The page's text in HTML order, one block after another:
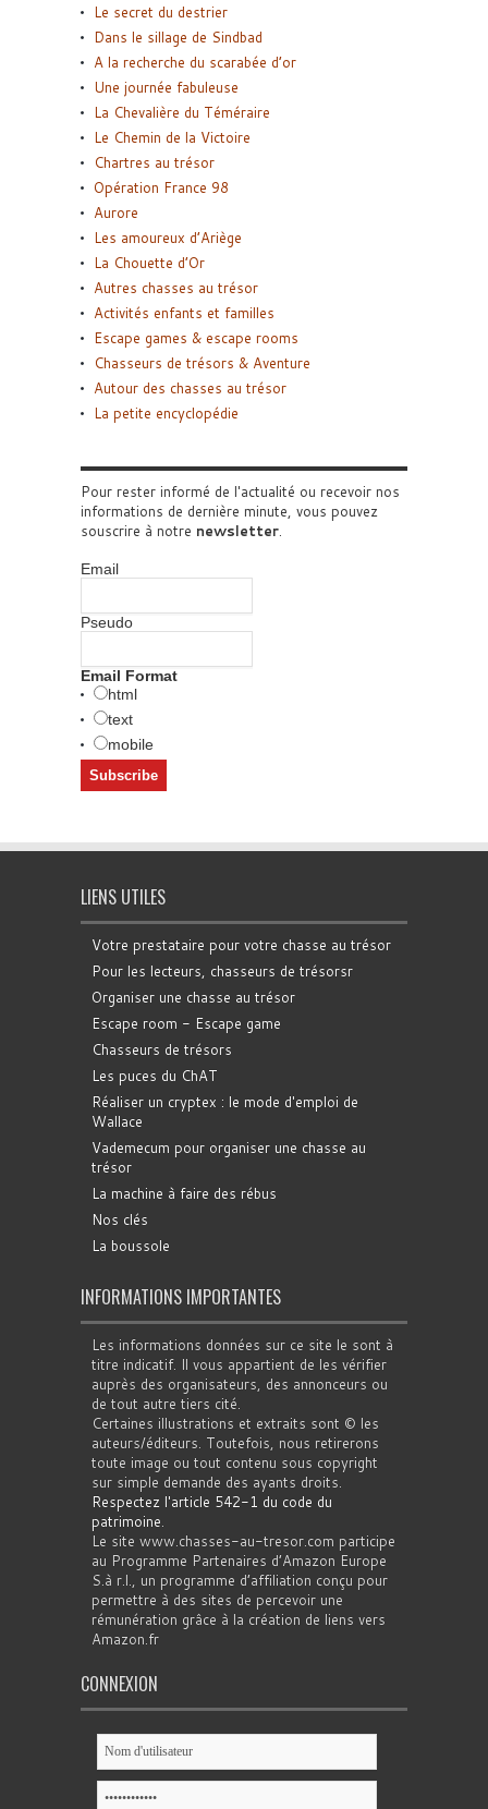
Le secret du destrier
Dans le sillage de Sindbad
A la recherche du scarabée d’or
Une journée fabuleuse
La Chevalière du Téméraire
Le Chemin de la Victoire
Chartres au trésor
Opération France 98
Aurore
Les amoureux d’Ariège
La Chouette d’Or
Autres chasses au trésor
Activités enfants et familles
Escape games & escape rooms
Chasseurs de trésors & Aventure
Autour des chasses au trésor
La petite encyclopédie
Pour rester informé de l'actualité ou recevoir nos
informations de dernière minute, vous pouvez
souscrire à notre newsletter.
Email
Pseudo
Email Format
html
text
mobile
LIENS UTILES
Votre prestataire pour votre chasse au trésor
Pour les lecteurs, chasseurs de trésorsr
Organiser une chasse au trésor
Escape room - Escape game
Chasseurs de trésors
Les puces du ChAT
Réaliser un cryptex : le mode d'emploi de
Wallace
Vademecum pour organiser une chasse au
trésor
La machine à faire des rébus
Nos clés
La boussole
INFORMATIONS IMPORTANTES
Les informations données sur ce site le sont à
titre indicatif. Il vous appartient de les vérifier
auprès des organisateurs, des annonceurs ou
de tout autre tiers cité.
Certaines illustrations et extraits sont © les
auteurs/éditeurs. Toutefois, nous retirerons
toute image ou tout contenu sous copyright
sur simple demande des ayants droits.
Respectez l'article 542-1 du code du
patrimoine.
Le site www.chasses-au-tresor.com participe
au Programme Partenaires d’Amazon Europe
S.à r.l., un programme d’affiliation conçu pour
permettre à des sites de percevoir une
rémunération grâce à la création de liens vers
Amazon.fr
CONNEXION